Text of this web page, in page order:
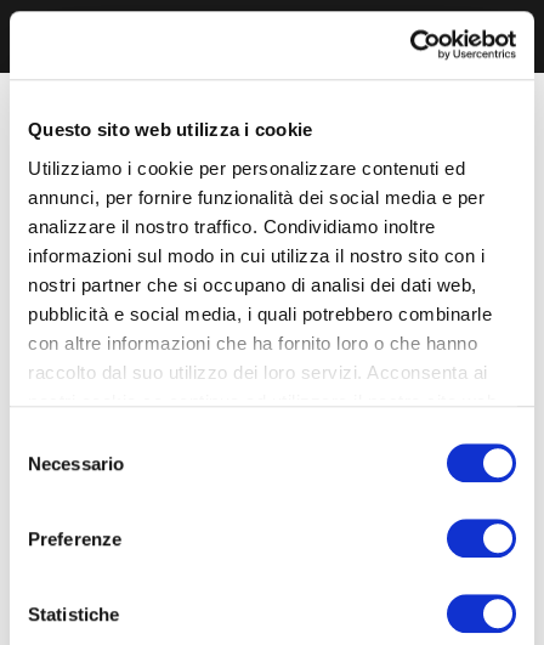
Questo sito web utilizza i cookie
Utilizziamo i cookie per personalizzare contenuti ed
annunci, per fornire funzionalità dei social media e per
analizzare il nostro traffico. Condividiamo inoltre
informazioni sul modo in cui utilizza il nostro sito con i
nostri partner che si occupano di analisi dei dati web,
pubblicità e social media, i quali potrebbero combinarle
con altre informazioni che ha fornito loro o che hanno
raccolto dal suo utilizzo dei loro servizi. Acconsenta ai
delNecessario
Preferenze
Statistiche